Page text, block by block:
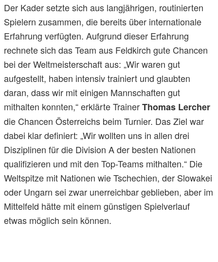
Der Kader setzte sich aus langjährigen, routinierten
Spielern zusammen, die bereits über internationale
Erfahrung verfügten. Aufgrund dieser Erfahrung
rechnete sich das Team aus Feldkirch gute Chancen
bei der Weltmeisterschaft aus: „Wir waren gut
aufgestellt, haben intensiv trainiert und glaubten
daran, dass wir mit einigen Mannschaften gut
mithalten konnten,“ erklärte TrainerThomas Lercher
die Chancen Österreichs beim Turnier. Das Ziel war
dabei klar definiert: „Wir wollten uns in allen drei
Disziplinen für die Division A der besten Nationen
qualifizieren und mit den Top-Teams mithalten.“ Die
Weltspitze mit Nationen wie Tschechien, der Slowakei
oder Ungarn sei zwar unerreichbar geblieben, aber im
Mittelfeld hätte mit einem günstigen Spielverlauf
etwas möglich sein können.